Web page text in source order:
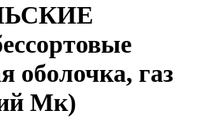
оболочка, газ
Мк)